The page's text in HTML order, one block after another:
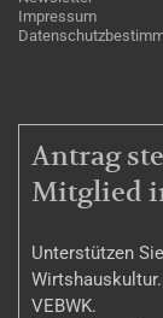
Impressum
Antrag
Mitglied
Unterstützen
VEBWK.